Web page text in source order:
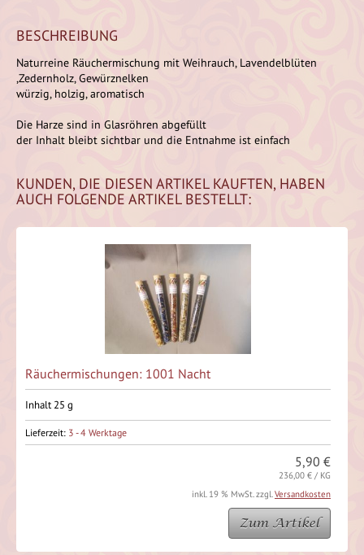
BESCHREIBUNG
Naturreine Räuchermischung mit Weihrauch, Lavendelblüten
,Zedernholz, Gewürznelken
würzig, holzig, aromatisch
Die Harze sind in Glasröhren abgefüllt
der Inhalt bleibt sichtbar und die Entnahme ist einfach
KUNDEN, DIE DIESEN ARTIKEL KAUFTEN, HABEN
AUCH FOLGENDE ARTIKEL BESTELLT:
Räuchermischungen: 1001 Nacht
Inhalt 25 g
Lieferzeit: 3 - 4 Werktage
5,90 €
236,00 € / KG
inkl. 19 % MwSt. zzgl.Versandkosten
Zum Artikel